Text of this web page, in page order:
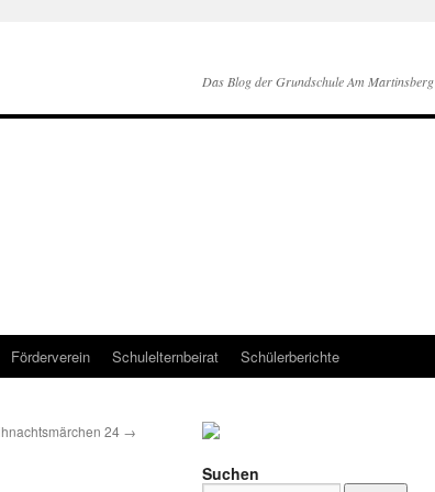
Das Blog der Grundschule Am Martinsberg
Förderverein Schulelternbeirat Schülerberichte
24 →
Suchen